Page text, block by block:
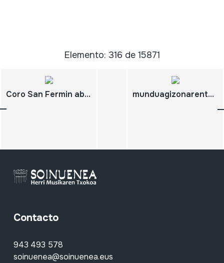
Elemento: 316 de 15871
Coro San Fermin abesbatza munduagizonarentzatetinada,bainaezgizonamunduarentzat; JosAnton ARTZE; "Hartzut"
Contacto
943 493 578
soinuenea@soinuenea.eus